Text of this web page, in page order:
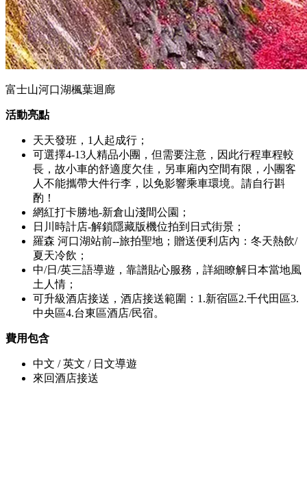
富士山河口湖楓葉迴廊
活動亮點
天天發班，1人起成行；
可選擇4-13人精品小團，但需要注意，因此行程車程較
長，故小車的舒適度欠佳，另車廂內空間有限，小團客
人不能攜帶大件行李，以免影響乘車環境。請自行斟
酌！
網紅打卡勝地-新倉山淺間公園；
日川時計店-解鎖隱藏版機位拍到日式街景；
羅森 河口湖站前--旅拍聖地；贈送便利店內：冬天熱飲/
夏天冷飲；
中/日/英三語導遊，靠譜貼心服務，詳細瞭解日本當地風
土人情；
可升級酒店接送，酒店接送範圍：1.新宿區2.千代田區3.
中央區4.台東區酒店/民宿。
費用包含
中文 / 英文 / 日文導遊
來回酒店接送